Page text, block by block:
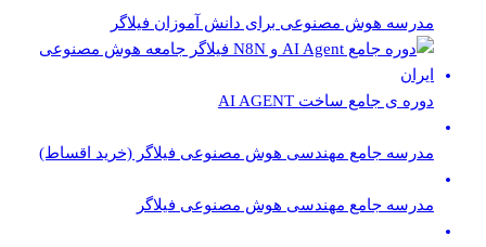
مدرسه هوش مصنوعی برای دانش آموزان فیلاگر
دوره ی جامع ساخت AI AGENT
مدرسه جامع مهندسی هوش مصنوعی فیلاگر (خرید اقساط)
مدرسه جامع مهندسی هوش مصنوعی فیلاگر